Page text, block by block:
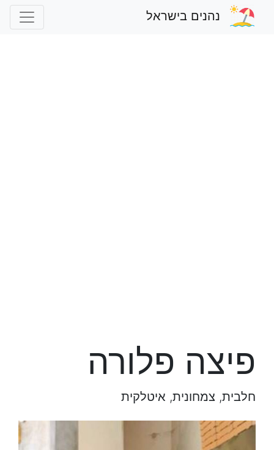
נהנים בישראל
פיצה פלורה
חלבית, צמחונית, איטלקית